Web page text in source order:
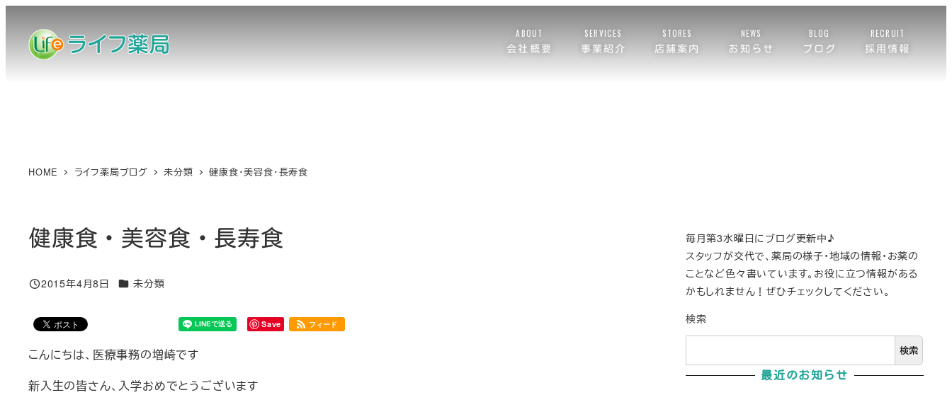
ABOUT
会社概要
SERVICES
事業紹介
STORES
店舗案内
NEWS
お知らせ
BLOG
ブログ
RECRUIT
採用情報
HOME ライフ薬局ブログ 未分類 健康食・美容食・長寿食
健康食・美容食・長寿食
投稿日
2015年4月8日 カテゴリー
未分類
Save フィード
こんにちは、医療事務の増崎です
新入生の皆さん、入学おめでとうございます
毎月第3水曜日にブログ更新中♪
スタッフが交代で、薬局の様子・地域の情報・お薬の
ことなど色々書いています。お役に立つ情報がある
かもしれません！ぜひチェックしてください。
検索
検索
最近のお知らせ